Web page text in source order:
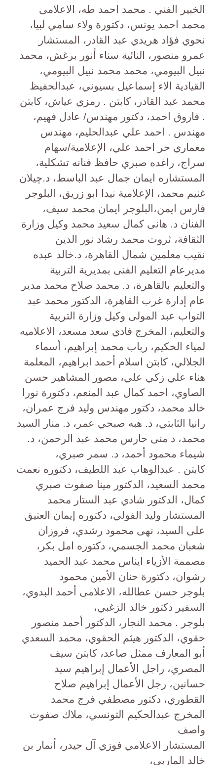
الخبير الفني . محمد احمد طه، الاعلامى
محمد احمد يونس، دكتورة ولاء سامي لبيا،
نحوي فؤاد هريدي عبد القادر، المستشار
عمرو منصور، النائية سناء أنور برغش، محمد
نبيل البيومي، محمد محمد نبيل البيومي،
القيادية الاء إسماعيل بسيوني، عبدالحفيظ
محمد عبد القادر، كابتن . رمزي عياش، كابتن
. فاروق احمد، دكتور مهندس/ عادل فهيم،
مهندس . احمد علي عبدالحليم، مهندس
معماري حر احمد علي، الإعلامية/سهام
سراج، راغده صبري حافظ فنانه تشكلية،
المستشاره ايمان جمال عبد الباسط، د.چيلان
غنيم محمد، الإعلامية نيدا ابو زريق، البلوجر
فارس ايمن،البلوجر ايمان محمد سيف،
الفنان د. هانى كمال سعيد محمد وكيل وزارة
الثقافة، ثروت محمد رشاد نور الدين
نقيب معلمين شمال القاهرة، د.خالد عبده
مديرعام التعليم الفنى بمديرية التربية
والتعليم بالقاهرة، د. محمد صلاح محمد مدير
عام إدارة غرب القاهرة، الدكتور محمد عبد
التواب عبد المولى وكيل وزارة التربية
والتعليم، المخرج فادي سعد مسعد، الاعلاميه
لمياء الحكيم، رباب محمد إبراهيم، أسماء
الجلالي، كابتن اسلام أحمد ابراهيم، المعلمة
هناء علي زكي علي، مصور المشاهير حسن
الصاوي، احمد كمال عبد المنعم، دكتورة نورا
خالد محمد، دكتور مهندس وليد فرج عمران،
رانيا الثابتي، د. هبه صبحي عمر، د. منار السيد
محمد، د منى حارس محمد عبد الرحمن، د.
شيماء محمود أحمد، د. سمر صبري،
كابتن . عبدالوهاب عبد اللطيف، دكتوره نعمت
محمد السعيد، الدكتور مينا صفوت صبري
كمال، الدكتور شادي عبد الستار محمد
المستشار وليد الفولي، دكتوره إيمان العتيق
على السيد، نهى محمود رشدي، فروزان
شعبان محمد الجسمي، دكتوره امل بكر،
مصممة الأزياء ايناس محمد عبد الحميد
رشوان، دكتورة حنان الأمين محمود
بلوجر حسن عطالله، الاعلامى أحمد البدوي،
السفير دكتور خالد الزغبي،
بلوجر . محمد النجار، الدكتور أحمد منصور
حقوي، الدكتور هيثم الحقوي، محمد السعدي
أبو المعارف ممثل صاعد، كابتن سيف
المصري، راجل الأعمال إبراهيم سيد
حسانين، رجل الأعمال إبراهيم صلاح
القطوري، دكتور مصطفي فرج محمد
المخرج عبدالحكيم التونسي، ملاك صفوت
واصف
المستشار الاعلامي فوزي آل حيدر، أنمار بن
خالد الماربي،